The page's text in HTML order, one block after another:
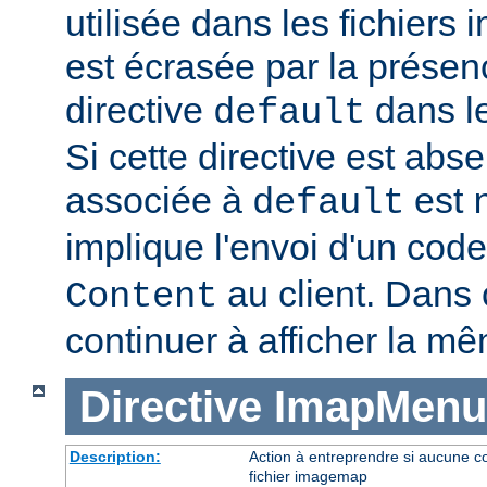
utilisée dans les fichiers
est écrasée par la
directive default dans
Si cette directive est
associée à default est
implique l'envoi d'un
Content au client. Dans
continuer à afficher la
Directive ImapMenu
Description:
Action à entreprendre si aucune
fichier imagemap